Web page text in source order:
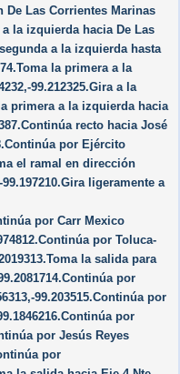
De Las Corrientes Marinas
a la izquierda hacia De Las
a la izquierda hasta
la primera a la
99.212325.Gira a la
primera a la izquierda hacia
recto hacia José
por Ejército
el ramal en dirección
ligeramente a
por Carr Mexico
por Toluca-
la salida para
por
99.203515.Continúa por
por
por Jesús Reyes
por